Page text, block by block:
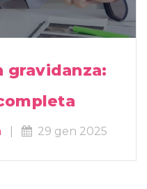
gravidanza:
29 gen 2025